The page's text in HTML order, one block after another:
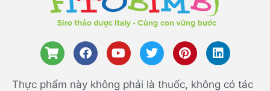
Thực phẩm này không phải là thuốc, không có tác